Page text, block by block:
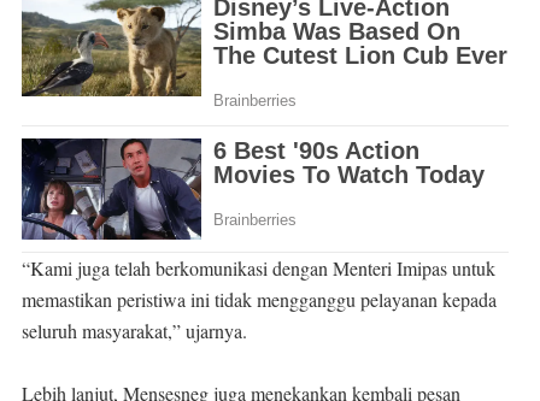
“Kami juga telah berkomunikasi dengan Menteri Imipas untuk
memastikan peristiwa ini tidak mengganggu pelayanan kepada
seluruh masyarakat,” ujarnya.
Lebih lanjut, Mensesneg juga menekankan kembali pesan